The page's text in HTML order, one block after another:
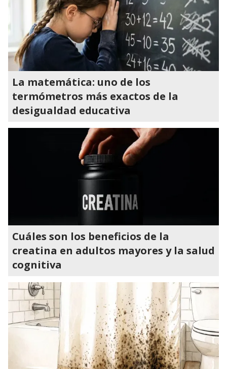
La matemática: uno de los
termómetros más exactos de la
desigualdad educativa
Cuáles son los beneficios de la
creatina en adultos mayores y la salud
cognitiva